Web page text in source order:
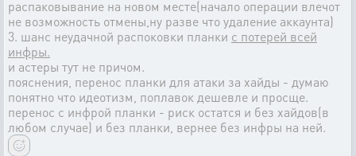
распаковывание на новом месте(начало операции влечот
не возможность отмены,ну разве что удаление аккаунта)
3. шанс неудачной распоковки планки с потерей всей
инфры.
и астеры тут не причом.
пояснения, перенос планки для атаки за хайды - думаю
понятно что идеотизм, поплавок дешевле и просще.
перенос с инфрой планки - риск остатся и без хайдов(в
любом случае) и без планки, вернее без инфры на ней.